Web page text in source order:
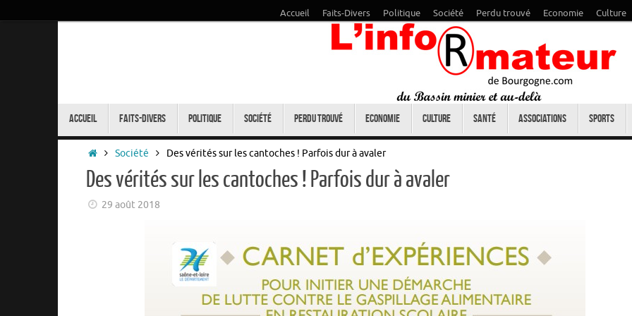
Accueil Faits-Divers Politique Société Perdu trouvé Economie Culture
Accueil Faits-Divers Politique Société Perdu trouvé Economie Culture Santé Associations Sports
Accueil
Société Des vérités sur les cantoches ! Parfois dur à avaler
Des vérités sur les cantoches ! Parfois dur à avaler
29 août 2018